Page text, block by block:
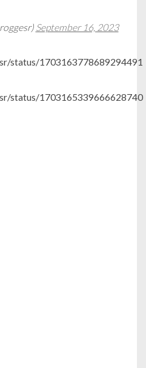
September 16, 2023
status/1703163778689294491
status/1703165339666628740